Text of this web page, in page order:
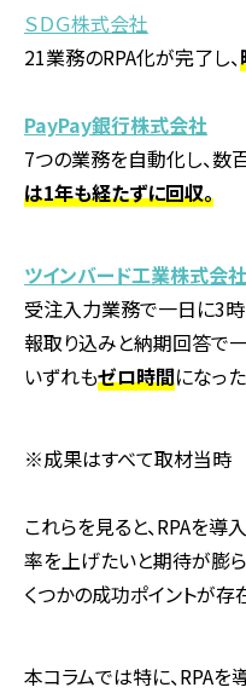
ＳＤＧ株式会社
21業務のRPA化が完了し、
PayPay銀行株式会社
7つの業務を自動化し、数
は1年も経たずに回収。
ツインバード工業株式会社
受注入力業務で一日に3
報取り込みと納期回答で
いずれもゼロ時間になった
※成果はすべて取材当時
これらを見ると、RPAを
率を上げたいと期待が膨
くつかの成功ポイントが存
本コラムでは特に、RPAを